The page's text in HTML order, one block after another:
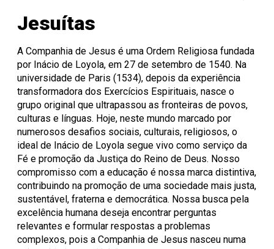
Diplomas
Docência
Residência
Pedagógica
Editais
Residência
Pedagógica
no Uso de
Animais
Comitê
de Ética
em
Pesquisa
SGA Unisinos
Relatórios e
Certificações
Comunicação
Ambiental
Procedimentos
Instruções
operacionais
Jesuítas
A Companhia de Jesus é uma Ordem Religiosa fundada
por Inácio de Loyola, em 27 de setembro de 1540. Na
universidade de Paris (1534), depois da experiência
transformadora dos Exercícios Espirituais, nasce o
grupo original que ultrapassou as fronteiras de povos,
culturas e línguas. Hoje, neste mundo marcado por
numerosos desafios sociais, culturais, religiosos, o
ideal de Inácio de Loyola segue vivo como serviço da
Fé e promoção da Justiça do Reino de Deus. Nosso
compromisso com a educação é nossa marca distintiva,
contribuindo na promoção de uma sociedade mais justa,
sustentável, fraterna e democrática. Nossa busca pela
excelência humana deseja encontrar perguntas
relevantes e formular respostas a problemas
complexos, pois a Companhia de Jesus nasceu numa